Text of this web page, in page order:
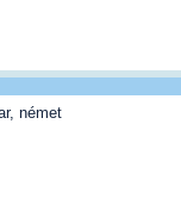
német